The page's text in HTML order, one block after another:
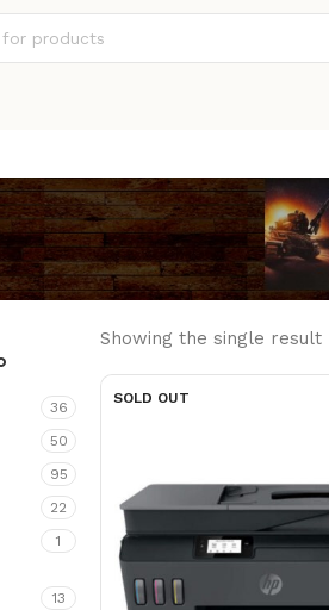
36
50
95
22
1
13
Showing the single result
SOLD OUT